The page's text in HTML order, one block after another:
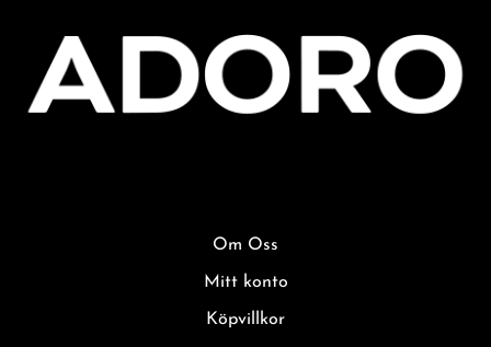
Om Oss
Mitt konto
Köpvillkor